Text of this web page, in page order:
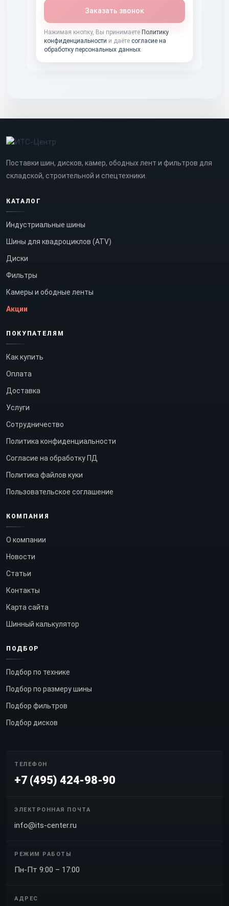
Заказать звонок
Нажимая кнопку, Вы принимаете Политику
конфиденциальности и даёте согласие на
обработку персональных данных.
Поставки шин, дисков, камер, ободных лент и фильтров для
складской, строительной и спецтехники.
КАТАЛОГ
Индустриальные шины
Шины для квадроциклов (ATV)
Диски
Фильтры
Камеры и ободные ленты
Акции
ПОКУПАТЕЛЯМ
Как купить
Оплата
Доставка
Услуги
Сотрудничество
Политика конфиденциальности
Согласие на обработку ПД
Политика файлов куки
Пользовательское соглашение
КОМПАНИЯ
О компании
Новости
Статьи
Контакты
Карта сайта
Шинный калькулятор
ПОДБОР
Подбор по технике
Подбор по размеру шины
Подбор фильтров
Подбор дисков
ТЕЛЕФОН
+7 (495) 424-98-90
ЭЛЕКТРОННАЯ ПОЧТА
info@its-center.ru
РЕЖИМ РАБОТЫ
Пн-Пт 9:00 – 17:00
АДРЕС